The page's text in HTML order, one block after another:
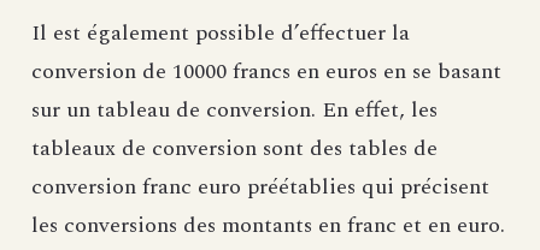
Il est également possible d’effectuer la
conversion de 10000 francs en euros en se basant
sur un tableau de conversion. En effet, les
tableaux de conversion sont des tables de
conversion franc euro préétablies qui précisent
les conversions des montants en franc et en euro.